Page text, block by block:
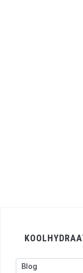
Blog